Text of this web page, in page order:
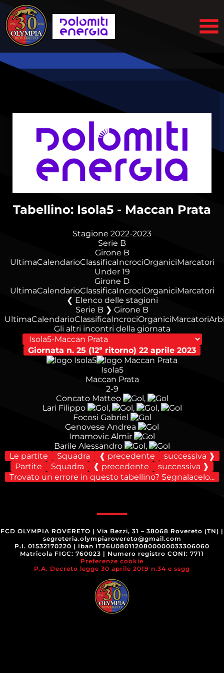
Tabellino: Isola5 - Maccan Prata
Stagione 2022-2023
Serie B
Girone B
UltimaCalendarioClassificaIncrociOrganiciMarcatori
Under 19
Girone D
UltimaCalendarioClassificaIncrociOrganiciMarcatori
Elenco delle stagioni
Serie B ❯ Girone B
UltimaCalendarioClassificaIncrociOrganiciMarcatori
Gli altri incontri della giornata
Giornata n. 25 (12ª ritorno) 22 aprile 2023
Isola5
Maccan Prata
2-9
Concato Matteo
,
Lari Filippo
, ,
,
Focosi Gabriel
Genovese Andrea
Imamovic Almir
Barile Alessandro
,
Le partite
Squadra ❰ precedente
successiva ❱
Partite
Squadra ❰ precedente
successiva ❱
Trovato un errore in questo tabellino? Segnalacelo...
FCD OLYMPIA ROVERETO | Via Bezzi, 31 – 38068 Rovereto (TN) |
segreteria.olympiarovereto@gmail.com
P.I. 01532170220 | Iban IT26U0801120800000033306060
Matricola FIGC: 760023 | Numero registro CONI: 7711
Preferenze cookie
P.A. Decreto legge 30 aprile 2019 n.34 e ssgg